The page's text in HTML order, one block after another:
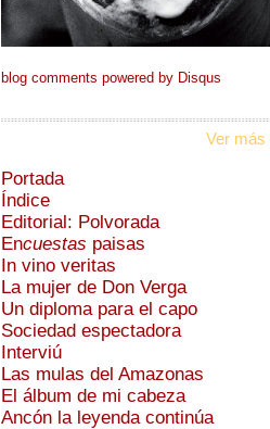
blog comments powered by Disqus
Ver más
Portada
Índice
Editorial: Polvorada
Encuestas paisas
In vino veritas
La mujer de Don Verga
Un diploma para el capo
Sociedad espectadora
Interviú
Las mulas del Amazonas
El álbum de mi cabeza
Ancón la leyenda continúa